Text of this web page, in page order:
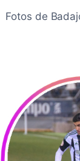
Fotos de